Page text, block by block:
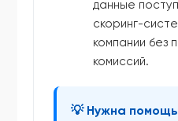
данные
скоринг-
компании без
комиссий.
💡 Нужна